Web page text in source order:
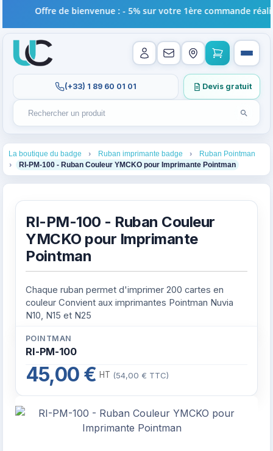
Rechercher un produit
Recherches récentes au focus. Tapez au moins 2
Lancer
(+33) 1 89 60 01 01 Devis gratuit
Offre de bienvenue : - 5% sur votre 1ère commande
La boutique du badge Ruban imprimante badge Ruban Pointman
RI-PM-100 - Ruban Couleur YMCKO pour Imprimante Pointman 4
RI-PM-100 - Ruban Couleur
YMCKO pour Imprimante
Pointman
Chaque ruban permet d'imprimer 200 cartes en
couleur Convient aux imprimantes Pointman Nuvia
N10, N15 et N25
POINTMAN
RI-PM-100
45,00 € HT (54,00 € TTC)